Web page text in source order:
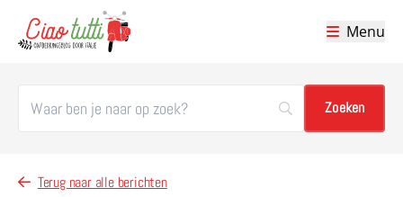
Menu
Terug naar alle berichten